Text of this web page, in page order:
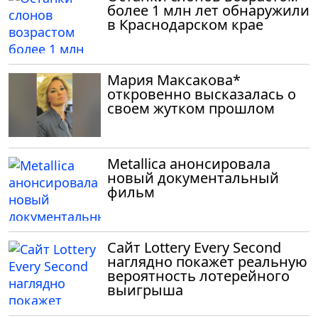
более 1 млн лет обнаружили
в Краснодарском крае
Мария Максакова*
откровенно высказалась о
своем жутком прошлом
Metallica анонсировала
новый документальный
фильм
Сайт Lottery Every Second
наглядно покажет реальную
вероятность лотерейного
выигрыша